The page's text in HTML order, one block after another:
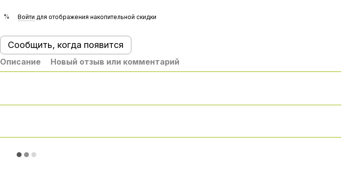
% Войти для отображения накопительной скидки
Сообщить, когда появится
Описание Новый отзыв или комментарий